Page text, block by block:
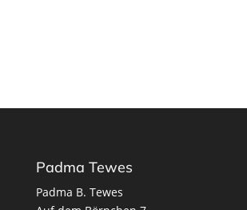
Padma Tewes
Padma B. Tewes